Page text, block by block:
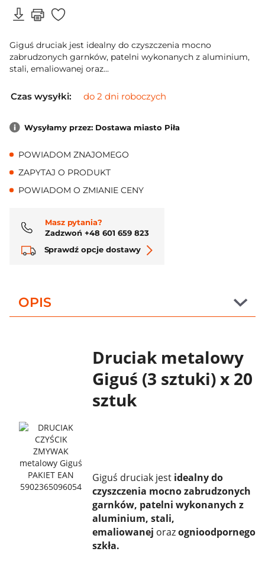
Giguś druciak jest idealny do czyszczenia mocno
zabrudzonych garnków, patelni wykonanych z aluminium,
stali, emaliowanej oraz...
Czas wysyłki: do 2 dni roboczych
Wysyłamy przez: Dostawa miasto Piła
POWIADOM ZNAJOMEGO
ZAPYTAJ O PRODUKT
POWIADOM O ZMIANIE CENY
Masz pytania?
Zadzwoń +48 601 659 823
Sprawdź opcje dostawy
OPIS
Druciak metalowy
Giguś (3 sztuki) x 20
sztuk
Giguś druciak jest idealny do
czyszczenia mocno zabrudzonych
garnków, patelni wykonanych z
aluminium, stali,
emaliowanej orazognioodpornego
szkła.